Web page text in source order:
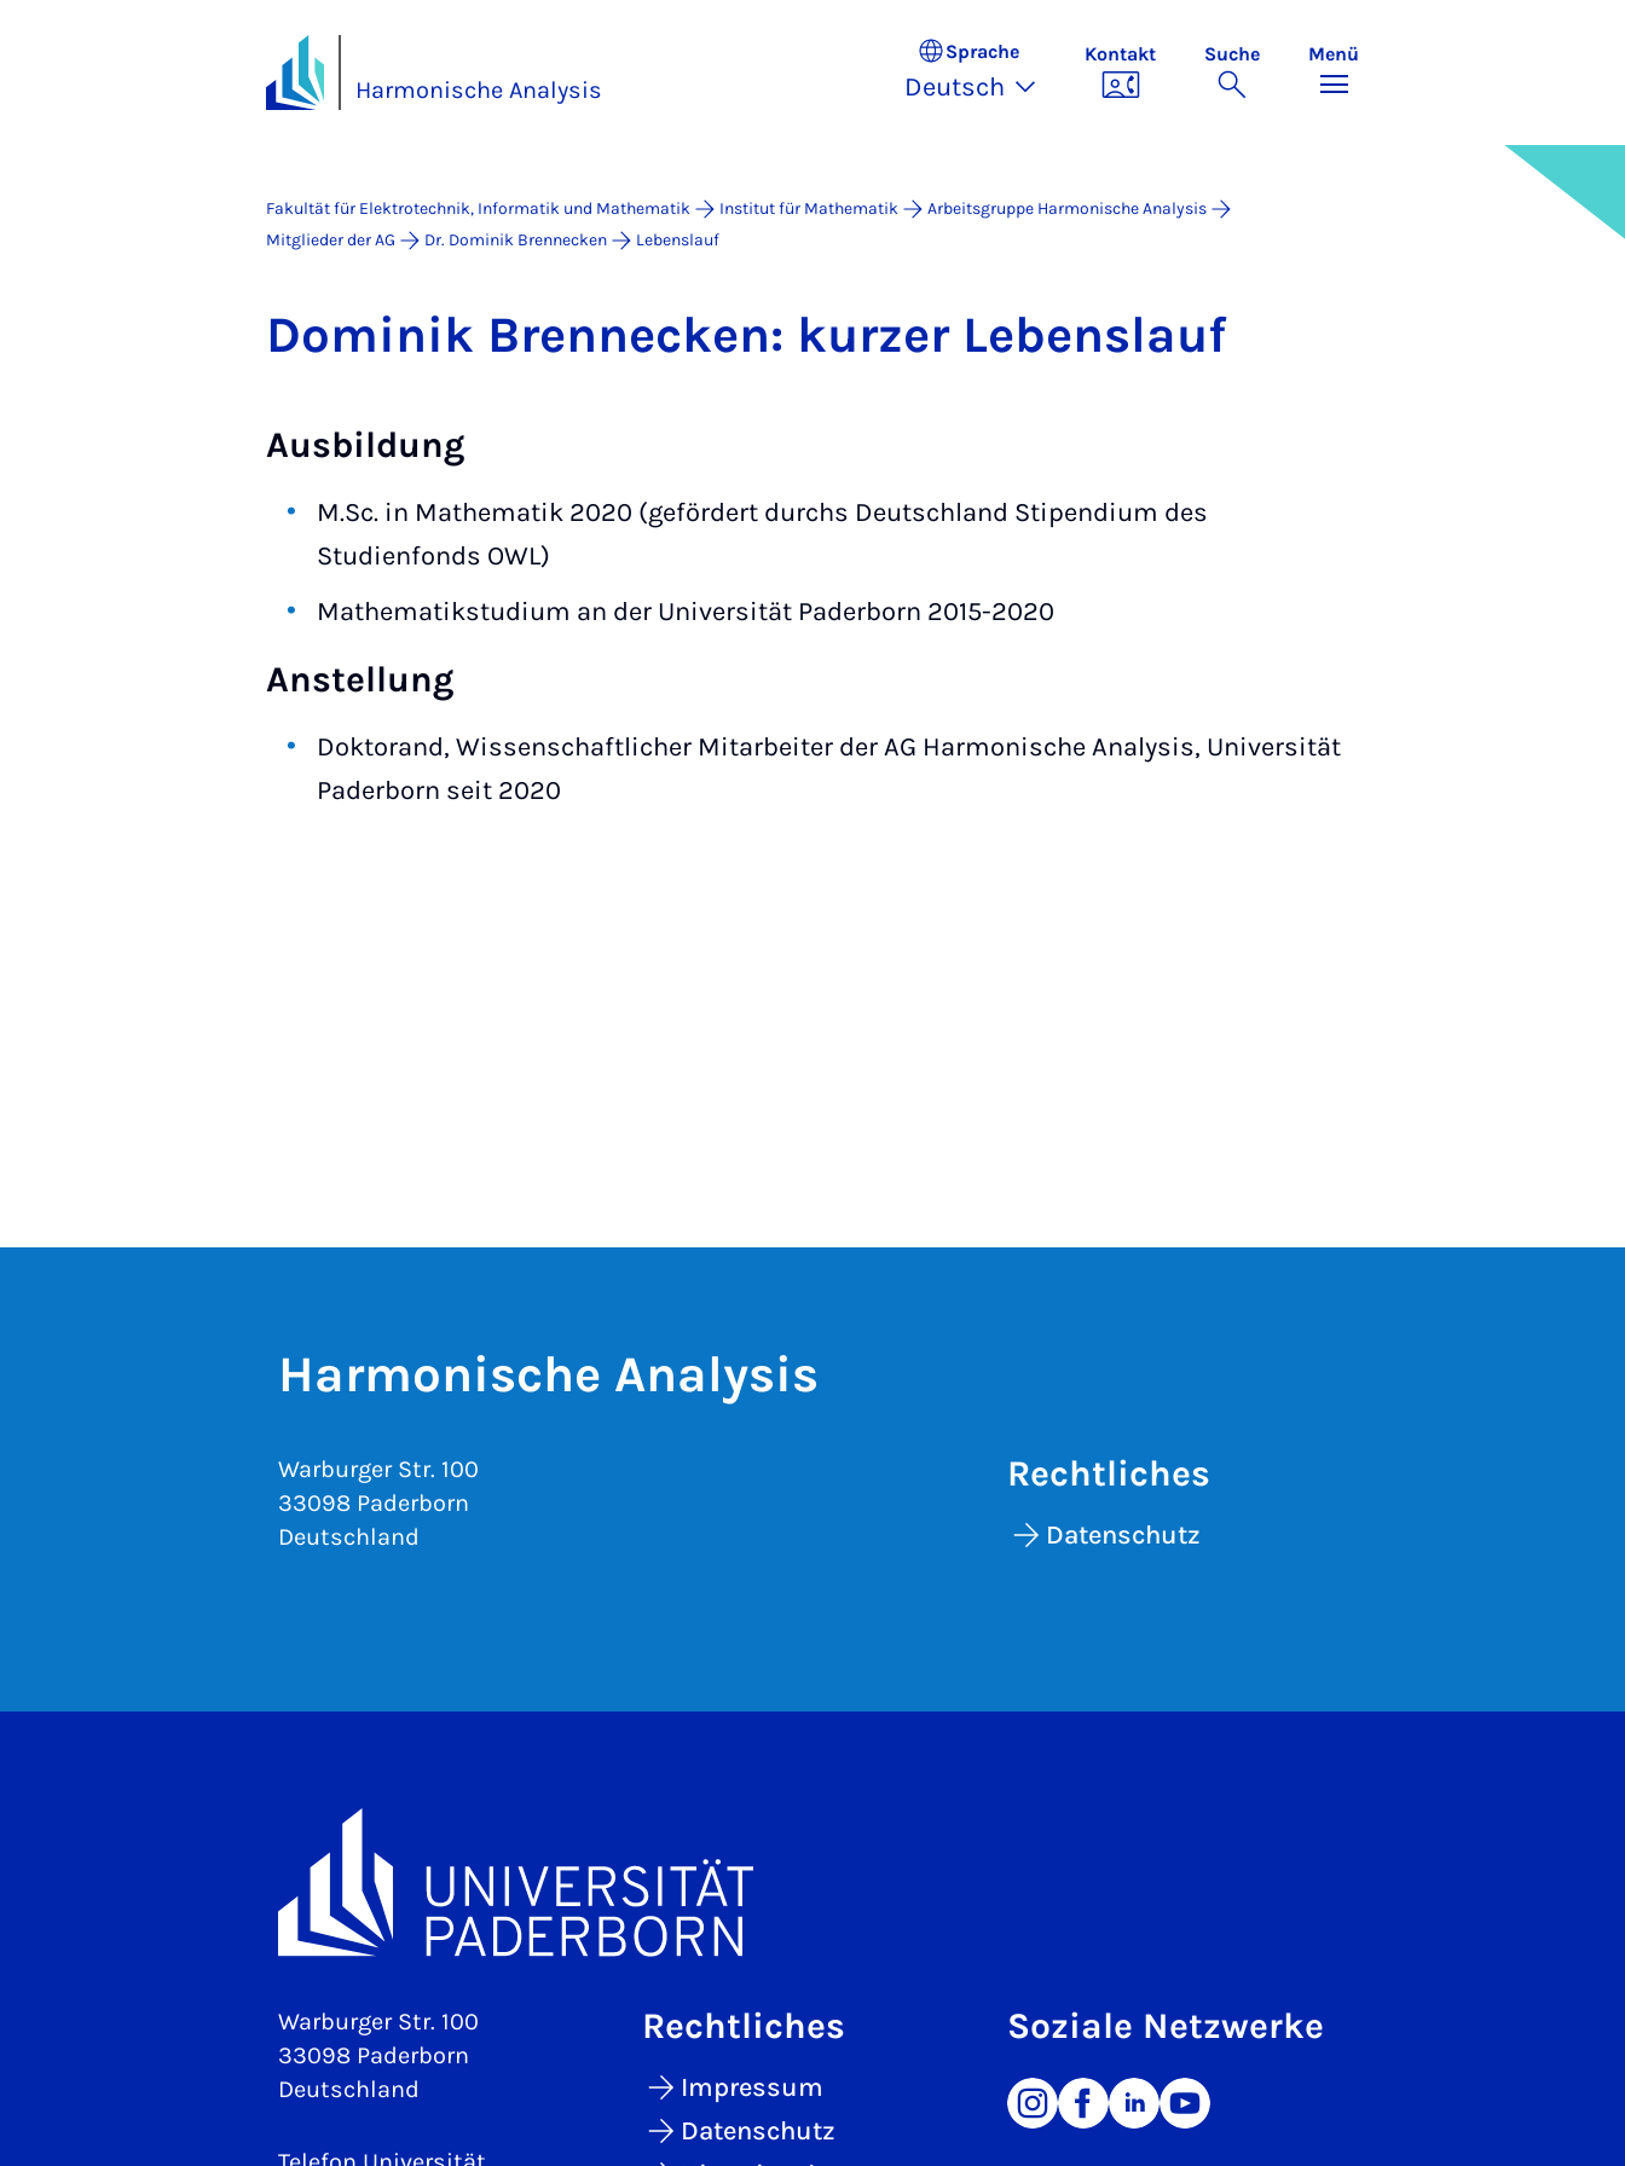
Harmonische Analysis
Sprache
Deutsch
Kontakt Suche Menü
Fakultät für Elektrotechnik, Informatik und Mathematik Institut für Mathematik
Arbeitsgruppe Harmonische Analysis
Mitglieder der AG
Dr. Dominik Brennecken Lebenslauf
Do­mi­nik Brenne­cken: kur­z­er Le­bens­lauf
Ausbildung
M.Sc. in Mathematik 2020 (gefördert durchs Deutschland Stipendium des
Studienfonds OWL)
Mathematikstudium an der Universität Paderborn 2015-2020
Anstellung
Doktorand, Wissenschaftlicher Mitarbeiter der AG Harmonische Analysis, Universität
Paderborn seit 2020
Harmonische Analysis
Warburger Str. 100
33098 Paderborn
Deutschland
Rechtliches
Datenschutz
Warburger Str. 100
33098 Paderborn
Deutschland
Rechtliches
Impressum
Datenschutz
Soziale Netzwerke